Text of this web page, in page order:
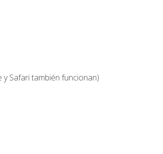
Safari también funcionan)